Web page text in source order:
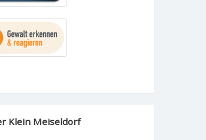
Klein Meiseldorf